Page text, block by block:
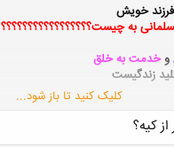
خویش
به چیست؟؟؟؟؟؟؟؟؟؟؟؟؟؟؟؟؟
وخدمت به خلق
زندگیست
هم ارمنیست
کلیک کنید تا باز شود...
کیه؟